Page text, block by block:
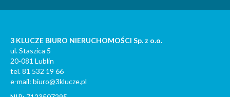
3 KLUCZE BIURO NIERUCHOMOŚCI Sp. z o.o.
ul. Staszica 5
20-081 Lublin
tel. 81 532 19 66
e-mail: biuro@3klucze.pl